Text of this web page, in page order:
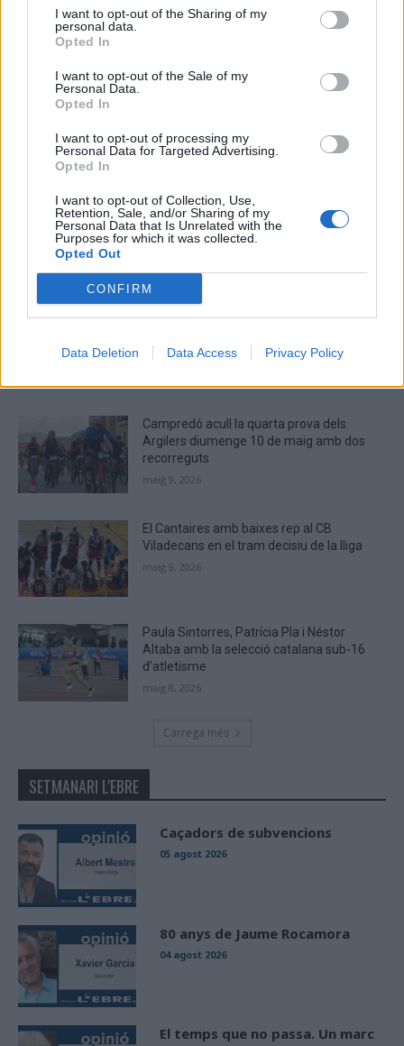
I want to opt-out of the Sharing of my
personal data.
Opted In
I want to opt-out of the Sale of my
Personal Data.
Opted In
I want to opt-out of processing my
Personal Data for Targeted Advertising.
Opted In
I want to opt-out of Collection, Use,
Retention, Sale, and/or Sharing of my
Personal Data that Is Unrelated with the
Purposes for which it was collected.
Opted Out
CONFIRM
Data Deletion Data Access Privacy Policy
Deseu el meu nom, el correu electrònic i el lloc web en
aquest navegador per a la propera vegada que comenti.
Captcha7 + 5 = ?
characters
are
ÚLTIMES NOTÍCIES
La Cursa de l’Aldea segona d’etiqueta d’or
maig 9, 2026
Campredó acull la quarta prova dels
Argilers diumenge 10 de maig amb dos
recorreguts
maig 9, 2026
El Cantaires amb baixes rep al CB
Viladecans en el tram decisiu de la lliga
maig 9, 2026
Paula Sintorres, Patrícia Pla i Néstor
Altaba amb la selecció catalana sub-16
d’atletisme
maig 8, 2026
Carrega més
SETMANARI L'EBRE
Caçadors de subvencions
05 agost 2026
80 anys de Jaume Rocamora
04 agost 2026
El temps que no passa. Un marc